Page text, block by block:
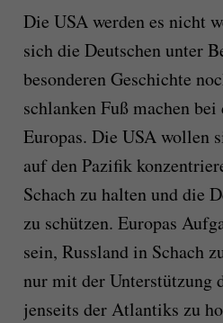
Die USA werden es nicht
sich die Deutschen unter
besonderen Geschichte
schlanken Fuß machen
Europas. Die USA wollen
auf den Pazifik
Schach zu halten und die
zu schützen. Europas
sein, Russland in Schach
nur mit der Unterstützung
jenseits der Atlantiks zu